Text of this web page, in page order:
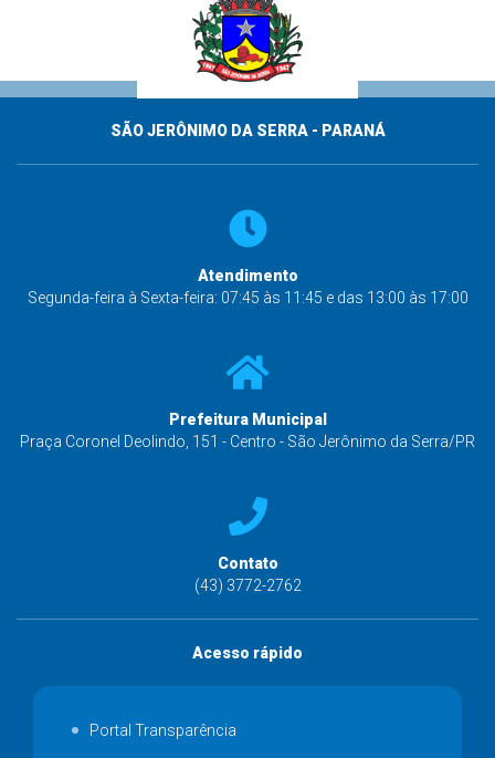
SÃO JERÔNIMO DA SERRA - PARANÁ
Atendimento
Segunda-feira à Sexta-feira: 07:45 às 11:45 e das 13:00 às 17:00
Prefeitura Municipal
Praça Coronel Deolindo, 151 - Centro - São Jerônimo da Serra/PR
Contato
(43) 3772-2762
Acesso rápido
Portal Transparência